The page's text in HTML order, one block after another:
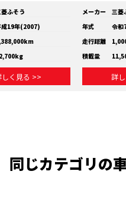
ふそう
成19年(2007)
しく見る >>
メーカー
三菱
年式
令和
走行距離
積載量
詳
同じカテゴリの